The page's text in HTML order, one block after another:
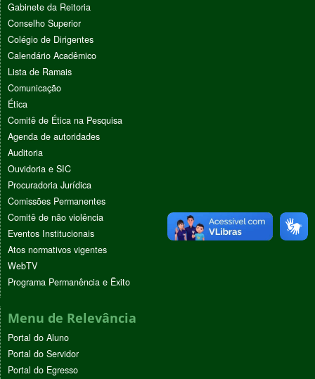
Gabinete da Reitoria
Conselho Superior
Colégio de Dirigentes
Calendário Acadêmico
Lista de Ramais
Comunicação
Ética
Comitê de Ética na Pesquisa
Agenda de autoridades
Auditoria
Ouvidoria e SIC
Procuradoria Jurídica
Comissões Permanentes
Comitê de não violência
Eventos Institucionais
Atos normativos vigentes
WebTV
Programa Permanência e Êxito
Menu de Relevância
Portal do Aluno
Portal do Servidor
Portal do Egresso